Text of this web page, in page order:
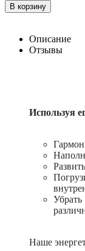
В корзину
Описание
Отзывы
Используя
Наше